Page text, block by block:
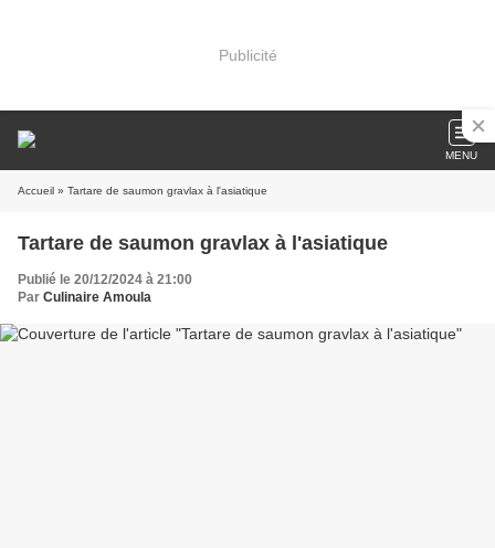
Publicité
MENU
Accueil » Tartare de saumon gravlax à l'asiatique
Tartare de saumon gravlax à l'asiatique
Publié le 20/12/2024 à 21:00
Par Culinaire Amoula